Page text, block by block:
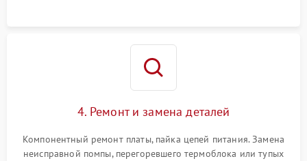
4. Ремонт и замена деталей
Компонентный ремонт платы, пайка цепей питания. Замена
неисправной помпы, перегоревшего термоблока или тупых